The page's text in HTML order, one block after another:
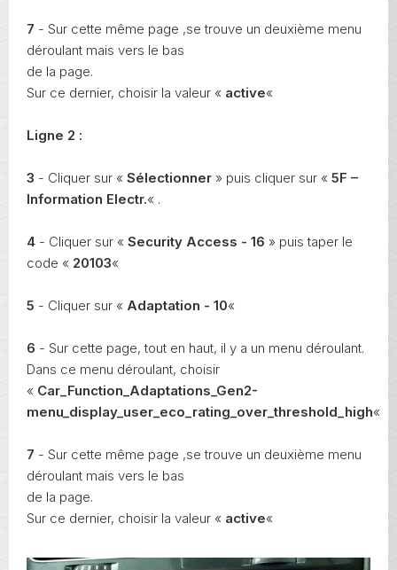
7 - Sur cette même page ,se trouve un deuxième menu
déroulant mais vers le bas
de la page.
Sur ce dernier, choisir la valeur « active«
Ligne 2 :
3 - Cliquer sur « Sélectionner » puis cliquer sur « 5F –
Information Electr.« .
4 - Cliquer sur « Security Access - 16 » puis taper le
code « 20103«
5 - Cliquer sur « Adaptation - 10«
6 - Sur cette page, tout en haut, il y a un menu déroulant.
Dans ce menu déroulant, choisir
« Car_Function_Adaptations_Gen2-
menu_display_user_eco_rating_over_threshold_high«
7 - Sur cette même page ,se trouve un deuxième menu
déroulant mais vers le bas
de la page.
Sur ce dernier, choisir la valeur « active«